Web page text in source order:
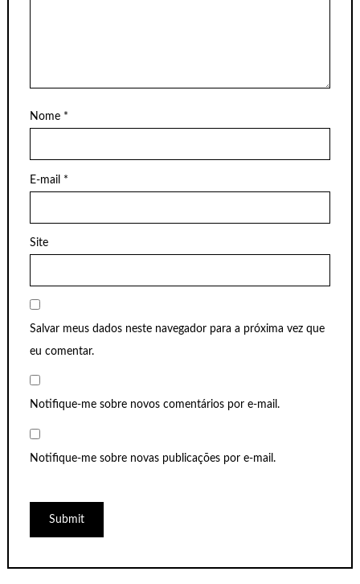
Nome *
E-mail *
Site
Salvar meus dados neste navegador para a próxima vez que
eu comentar.
Notifique-me sobre novos comentários por e-mail.
Notifique-me sobre novas publicações por e-mail.